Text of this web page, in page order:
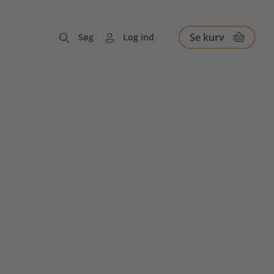
Søg Log ind Se kurv